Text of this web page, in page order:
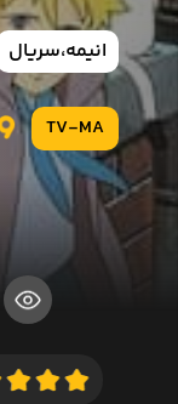
انیمه،سریال
TV-MA